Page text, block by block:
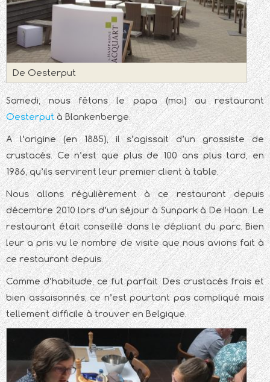
De Oesterput
Samedi, nous fêtons le papa (moi) au restaurant
Oesterputà Blankenberge.
A l’origine (en 1885), il s’agissait d’un grossiste de
crustacés. Ce n’est que plus de 100 ans plus tard, en
1986, qu’ils servirent leur premier client à table.
Nous allons régulièrement à ce restaurant depuis
décembre 2010 lors d’un séjour à Sunpark à De Haan. Le
restaurant était conseillé dans le dépliant du parc. Bien
leur a pris vu le nombre de visite que nous avions fait à
ce restaurant depuis.
Comme d’habitude, ce fut parfait. Des crustacés frais et
bien assaisonnés, ce n’est pourtant pas compliqué mais
tellement difficile à trouver en Belgique.